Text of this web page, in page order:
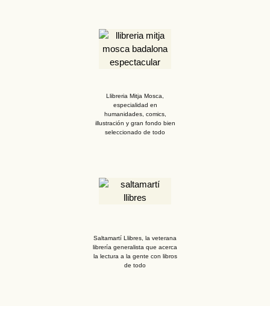
Llibreria Mitja Mosca,
especialidad en
humanidades, comics,
illustración y gran fondo bien
seleccionado de todo
Saltamartí Llibres, la veterana
librería generalista que acerca
la lectura a la gente con libros
de todo